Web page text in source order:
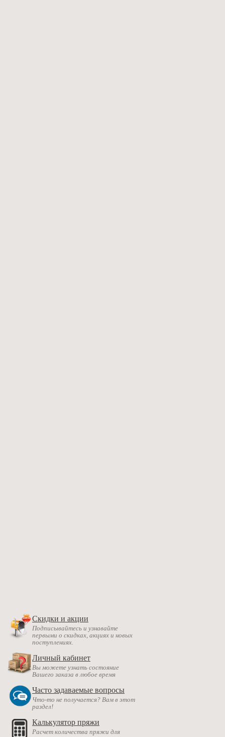
Скидки и акции
Подписывайтесь и узнавайте
первыми о скидках, акциях и новых
поступлениях.
Личный кабинет
Вы можете узнать состояние
Вашего заказа в любое время
Часто задаваемые вопросы
Что-то не получается? Вам в этот
раздел!
Калькулятор пряжи
Расчет количества пряжи для